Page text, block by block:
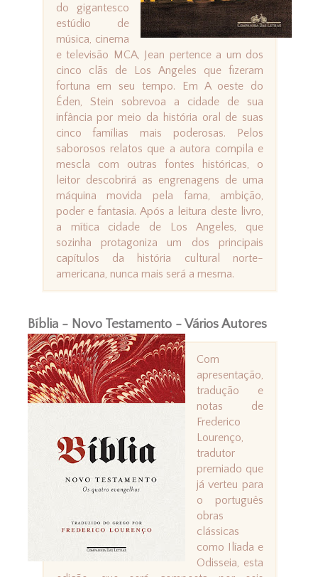
do gigantesco
estúdio de
música, cinema
e televisão MCA, Jean pertence a um dos
cinco clãs de Los Angeles que fizeram
fortuna em seu tempo. Em A oeste do
Éden, Stein sobrevoa a cidade de sua
infância por meio da história oral de suas
cinco famílias mais poderosas. Pelos
saborosos relatos que a autora compila e
mescla com outras fontes históricas, o
leitor descobrirá as engrenagens de uma
máquina movida pela fama, ambição,
poder e fantasia. Após a leitura deste livro,
a mítica cidade de Los Angeles, que
sozinha protagoniza um dos principais
capítulos da história cultural norte-
americana, nunca mais será a mesma.
Bíblia - Novo Testamento - Vários Autores
Com
apresentação,
tradução e
notas de
Frederico
Lourenço,
tradutor
premiado que
já verteu para
o português
obras
clássicas
como Ilíada e
Odisseia, esta